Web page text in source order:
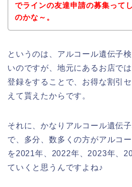
でラインの友達申請の募集って
のかな～。
というのは、アルコール遺伝子
いのですが、地元にあるお店で
登録をすることで、お得な割引
えて貰えたからです。
それに、かなりアルコール遺伝
で、多分、数多くの方がアルコ
を2021年、2022年、2023年、
ていくと思うんですよね♪